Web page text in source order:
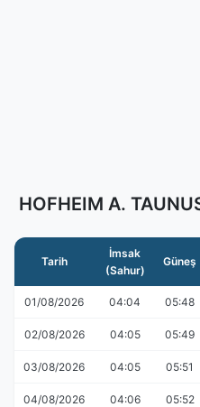
HOFHEIM A.
Tarih
İmsak
(Sahur)
Güneş
01/08/2026 04:04 05:48
02/08/2026 04:05 05:49
03/08/2026 04:05 05:51
04/08/2026 04:06 05:52